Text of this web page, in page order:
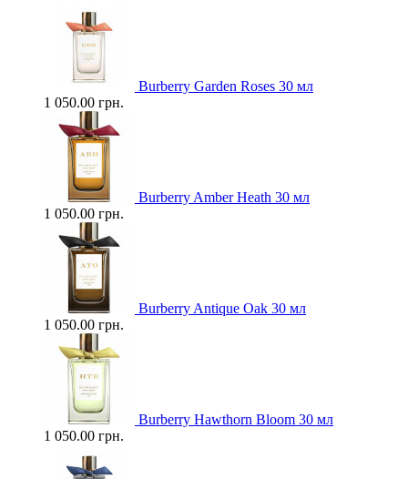
Burberry Garden Roses 30 мл
1 050.00 грн.
Burberry Amber Heath 30 мл
1 050.00 грн.
Burberry Antique Oak 30 мл
1 050.00 грн.
Burberry Hawthorn Bloom 30 мл
1 050.00 грн.